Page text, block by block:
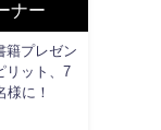
ナー
籍プレゼン
リット、7
様に！